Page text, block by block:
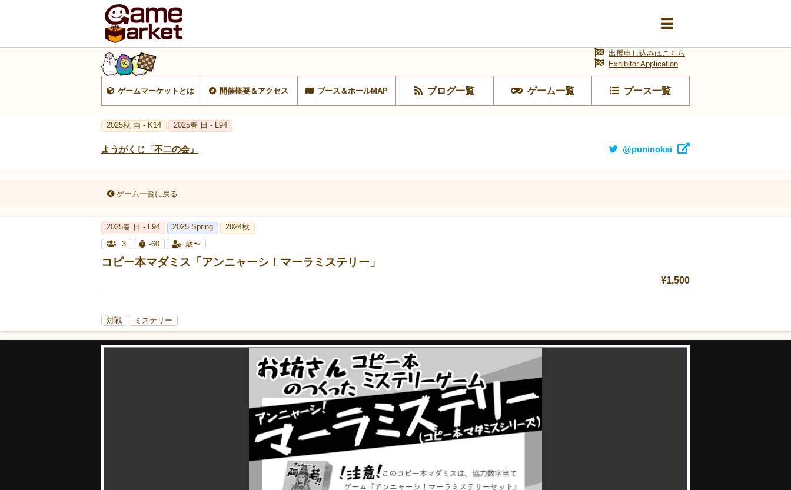
ゲームマーケットとは 開催概要＆アクセス ブース＆ホールMAP ブログ一覧 ゲーム一覧 ブース一覧
出展申し込みはこちら
Exhibitor Application
2025秋 両 - K14 2025春 日 - L94
ようがくじ「不二の会」 @puninokai
ゲーム一覧に戻る
2025春 日 - L94 2025 Spring
2024秋
3
-60 歳〜
コピー本マダミス「アンニャーシ！マーラミステリー」
¥1,500
対戦 ミステリー